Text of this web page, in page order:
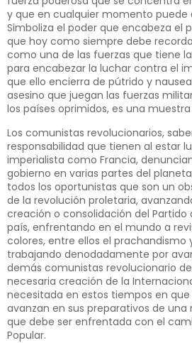
y que en cualquier momento puede
Simboliza el poder que encabeza el
que hoy como siempre debe
como una de las fuerzas que tiene
para encabezar la luchar contra el
que ello encierra de pútrido y
asesino que juegan las fuerzas
los países oprimidos, es una
Los comunistas revolucionarios,
responsabilidad que tienen al estar
imperialista como Francia,
gobierno en varias partes del
todos los oportunistas que son un
de la revolución proletaria,
creación o consolidación del Partido
país, enfrentando en el mundo a
colores, entre ellos el prachandismo
trabajando denodadamente por
demás comunistas revolucionario
necesaria creación de la
necesitada en estos tiempos en que
avanzan en sus preparativos de una
que debe ser enfrentada con el
Popular.